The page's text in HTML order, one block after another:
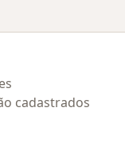
cadastrados